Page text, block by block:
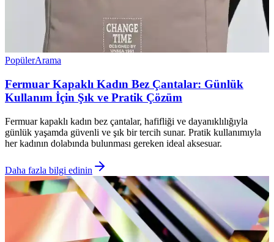
PopülerArama
Fermuar Kapaklı Kadın Bez Çantalar: Günlük
Kullanım İçin Şık ve Pratik Çözüm
Fermuar kapaklı kadın bez çantalar, hafifliği ve dayanıklılığıyla
günlük yaşamda güvenli ve şık bir tercih sunar. Pratik kullanımıyla
her kadının dolabında bulunması gereken ideal aksesuar.
Daha fazla bilgi edinin